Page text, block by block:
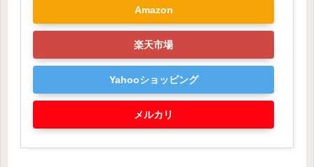
Amazon
楽天市場
Yahooショッピング
メルカリ